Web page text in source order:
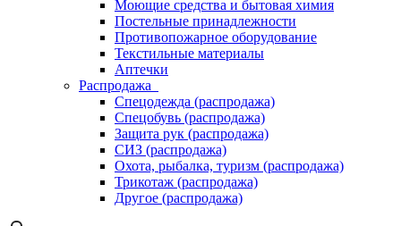
Моющие средства и бытовая химия
Постельные принадлежности
Противопожарное оборудование
Текстильные материалы
Аптечки
Распродажа
Спецодежда (распродажа)
Спецобувь (распродажа)
Защита рук (распродажа)
СИЗ (распродажа)
Охота, рыбалка, туризм (распродажа)
Трикотаж (распродажа)
Другое (распродажа)